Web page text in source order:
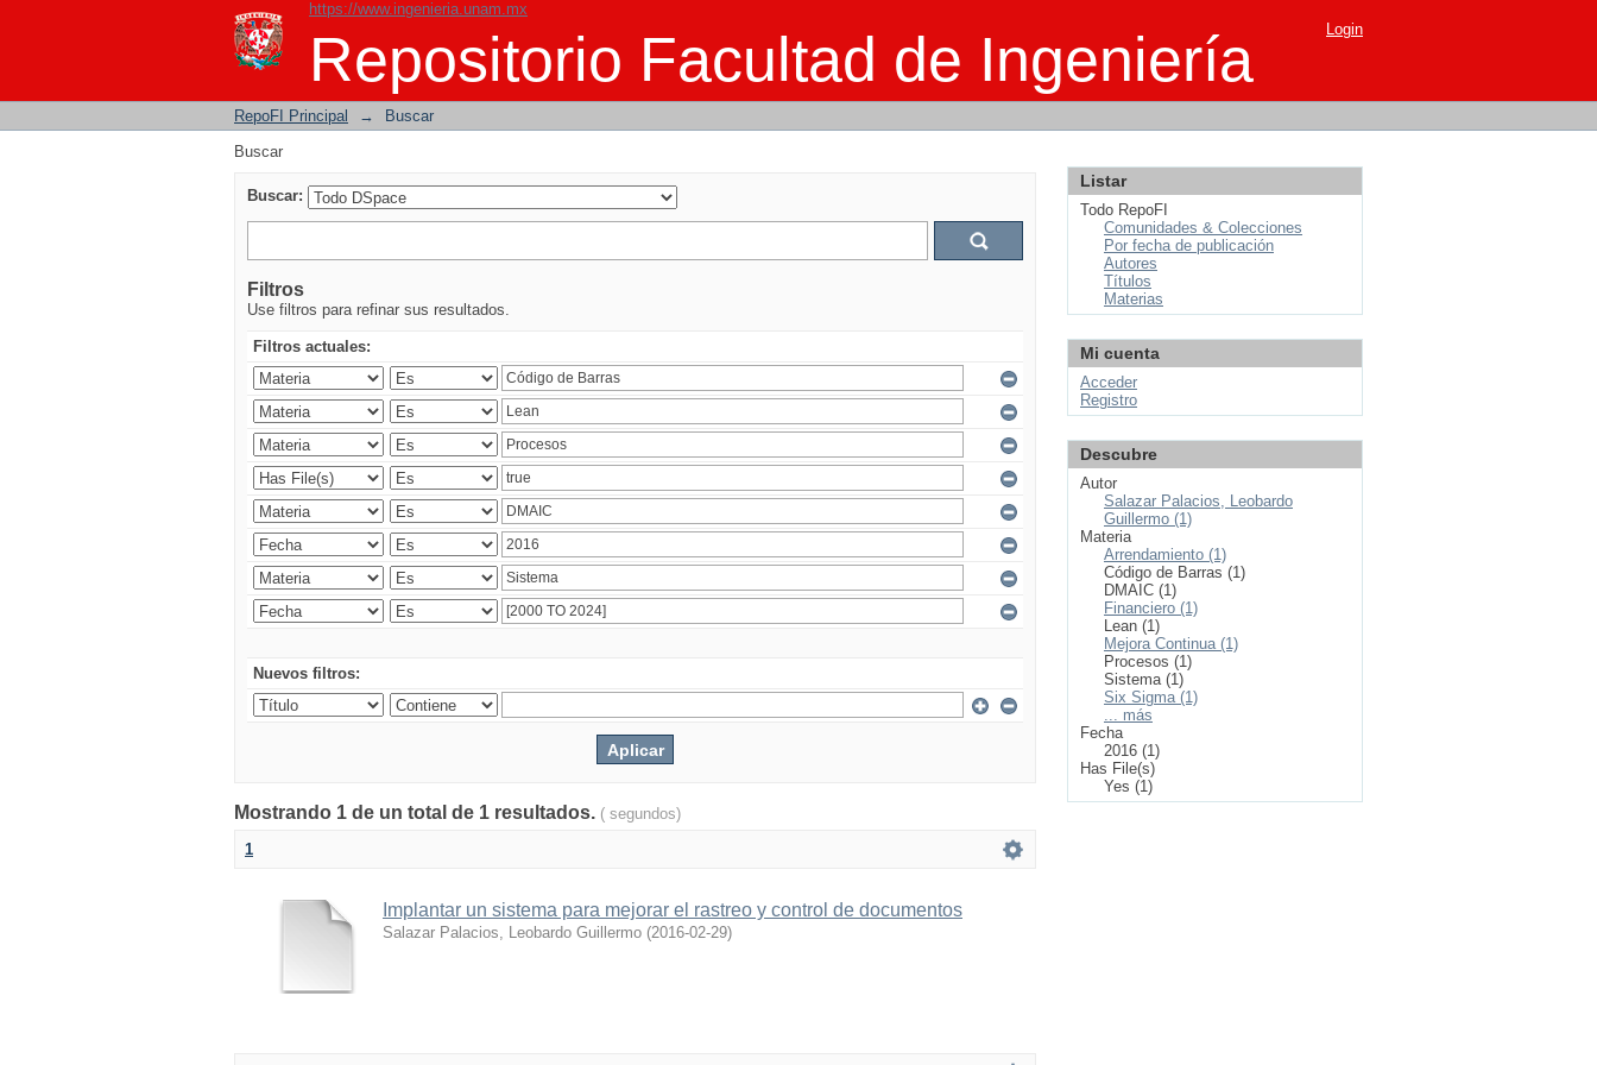
https://www.ingenieria.unam.mx
Repositorio Facultad de Ingeniería
Buscar Login
RepoFI Principal →
Buscar
Buscar
Buscar:
Filtros
Use filtros para refinar sus resultados.
Filtros actuales:
Nuevos filtros:
Mostrando 1 de un total de 1 resultados. ( segundos)
1
Implantar un sistema para mejorar el rastreo y control de documentos
Salazar Palacios, Leobardo Guillermo (2016-02-29)
Listar
Todo RepoFI
Comunidades & Colecciones
Por fecha de publicación
Autores
Títulos
Materias
Mi cuenta
Acceder
Registro
Descubre
Autor
Salazar Palacios, Leobardo
Guillermo (1)
Materia
Arrendamiento (1)
Código de Barras (1)
DMAIC (1)
Financiero (1)
Lean (1)
Mejora Continua (1)
Procesos (1)
Sistema (1)
Six Sigma (1)
... más
Fecha
2016 (1)
Has File(s)
Yes (1)